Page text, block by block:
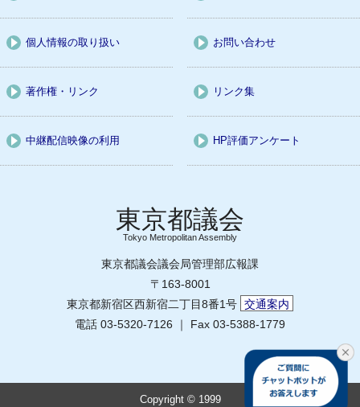
個人情報の取り扱い お問い合わせ
著作権・リンク リンク集
中継配信映像の利用 HP評価アンケート
Tokyo Metropolitan Assembly
東京都議会議会局管理部広報課
〒163-8001
東京都新宿区西新宿二丁目8番1号 交通案内
電話 03-5320-7126 ｜ Fax 03-5388-1779
Copyright © 1999